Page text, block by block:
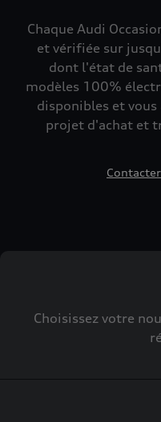
Chaque Audi
et vérifiée sur
dont l'état de
modèles 100%
disponibles et
projet d'achat et
Choisissez votre